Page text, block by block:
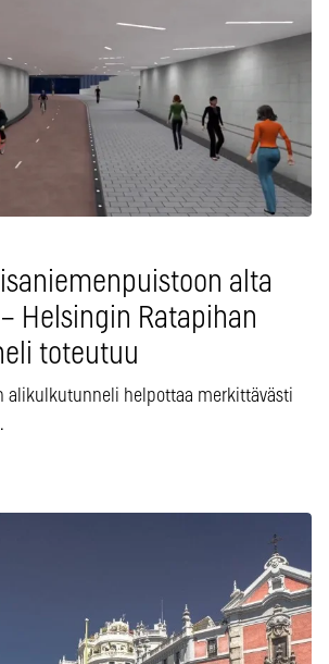
alta
Helsingin Ratapihan
toteutuu
alikulkutunneli helpottaa merkittävästi